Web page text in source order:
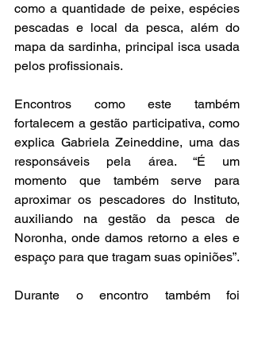
como a quantidade de peixe, espécies
pescadas e local da pesca, além do
mapa da sardinha, principal isca usada
pelos profissionais.
Encontros como este também
fortalecem a gestão participativa, como
explica Gabriela Zeineddine, uma das
responsáveis pela área. “É um
momento que também serve para
aproximar os pescadores do Instituto,
auxiliando na gestão da pesca de
Noronha, onde damos retorno a eles e
Durante o encontro também foi